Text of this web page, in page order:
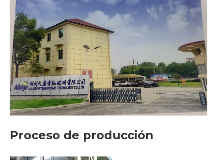
Proceso de producción